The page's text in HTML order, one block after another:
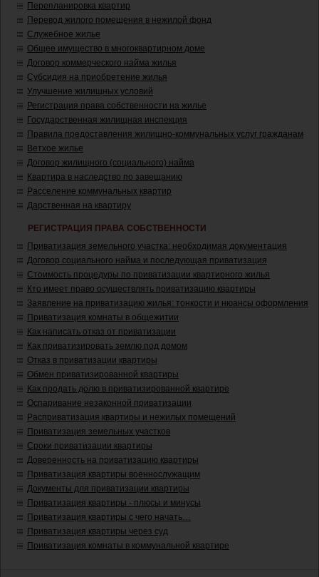
Перепланировка квартир
Перевод жилого помещения в нежилой фонд
Служебное жилье
Общее имущество в многоквартирном доме
Договор коммерческого найма жилья
Субсидия на приобретение жилья
Улучшение жилищных условий
Регистрация права собственности на жилье
Государственная жилищная инспекция
Правила предоставления жилищно-коммунальных услуг гражданам
Ветхое жилье
Договор жилищного (социального) найма
Квартира в наследство по завещанию
Расселение коммунальных квартир
Дарственная на квартиру
РЕГИСТРАЦИЯ ПРАВА СОБСТВЕННОСТИ
Приватизация земельного участка: необходимая документация
Договор социального найма и последующая приватизация
Стоимость процедуры по приватизации квартирного жилья
Кто имеет право осуществлять приватизацию квартиры
Заявление на приватизацию жилья: тонкости и нюансы оформления
Приватизация комнаты в общежитии
Как написать отказ от приватизации
Как приватизировать землю под домом
Отказ в приватизации квартиры
Обмен приватизированной квартиры
Как продать долю в приватизированной квартире
Оспаривание незаконной приватизации
Расприватизация квартиры и нежилых помещений
Приватизация земельных участков
Сроки приватизации квартиры
Доверенность на приватизацию квартиры
Приватизация квартиры военнослужащим
Документы для приватизации квартиры
Приватизация квартиры - плюсы и минусы
Приватизация квартиры с чего начать…
Приватизация квартиры через суд
Приватизация комнаты в коммунальной квартире